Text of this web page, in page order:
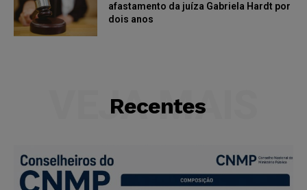
afastamento da juíza Gabriela Hardt por
dois anos
Recentes
VEJA MAIS